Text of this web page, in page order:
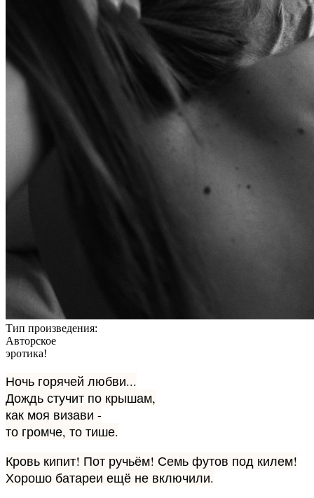
Тип произведения:
Авторское
эротика!
Ночь горячей любви...
Дождь стучит по крышам,
как моя визави -
то громче, то тише.
Кровь кипит! Пот ручьём! Семь футов под килем!
Хорошо батареи ещё не включили.